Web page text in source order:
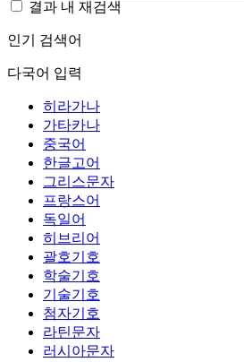
결과 내 재검색
인기 검색어
다국어 입력
히라가나
가타카나
중국어
한글고어
그리스문자
프랑스어
독일어
히브리어
괄호기호
학술기호
기술기호
첨자기호
라틴문자
러시아문자